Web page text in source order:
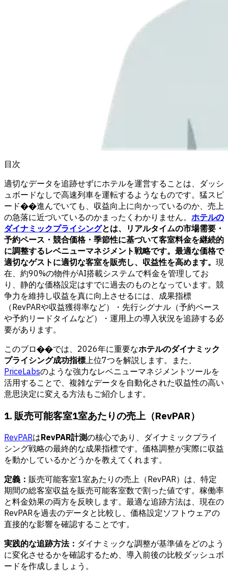
目次
適切なデータを追跡せずにホテルを運営することは、ダッシ
ュボードなしで高速列車を運転するようなものです。猛スピ
ード��進んでいても、収益向上に向かっているのか、売上
の急落に近づいているのかまったくわかりません。 ホテルの
ダイナミックプライシングとは、リアルタイムの市場需要・
予約ペース・競合価格・季節性に基づいて客室料金を継続的
に調整するレベニューマネジメント戦略です。最適な価格で
適切なゲストに適切な客室を販売し、収益性を高めます。 現
在、約90%の物件がAI搭載システムで料金を管理してお
り、静的な価格設定はすでに過去のものとなっています。競
争力を維持し収益を真に向上させるには、成果指標
（RevPARや収益獲得率など）・先行シグナル（予約ペース
や予約リードタイムなど）・運用上の導入状況を追跡する必
要があります。
このブロ��では、2026年に重要なホテルのダイナミック
プライシング成功指標 上位7つを解説します。また、
PriceLabsのような強力なレベニューマネジメントツールを
活用することで、複雑なデータを自動化された収益性の高い
意思決定に変える方法もご紹介します。
1. 販売可能客室1室あたりの売上（RevPAR）
RevPARはRevPAR計測の核心であり、ダイナミックプライ
シング戦略の最終的な成果指標です。価格調整が実際に収益
を動かしているかどうかを教えてくれます。
定義： 販売可能客室1室あたりの売上（RevPAR）は、特定
期間の総客室収益を販売可能客室数で割った値です。稼働率
と料金効果の両方を反映します。最適な追跡方法は、現在の
RevPARを過去のデータと比較し、価格設定ソフトウェアの
直接的な影響を確認することです。
実践的な追跡方法： ダイナミックな調整が基準値をどのよう
に変化させるかを確認するため、導入前後の比較ダッシュボ
ードを作成しましょう。